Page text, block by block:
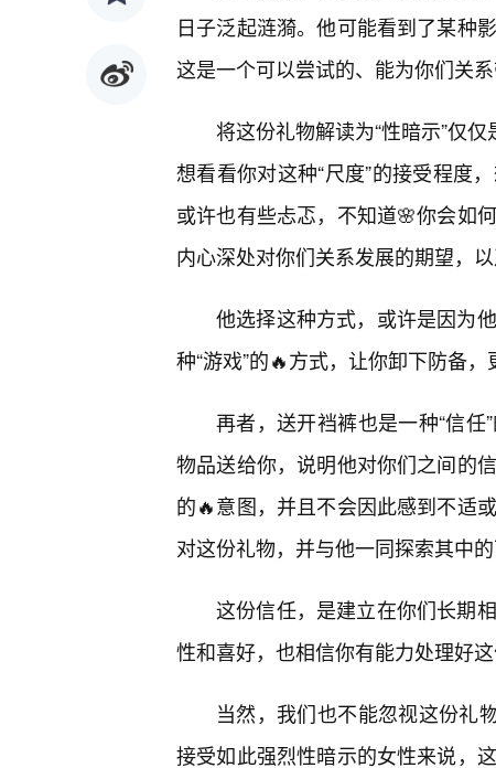
日子泛起涟漪。他可能看到了某种
这是一个可以尝试的、能为你们关系
将这份礼物解读为“性暗示”仅
想看看你对这种“尺度”的接受程度
或许也有些忐忑，不知道🌸你会如
内心深处对你们关系发展的期望，
他选择这种方式，或许是因为
种“游戏”的🔥方式，让你卸下防备
再者，送开裆裤也是一种“信
物品送给你，说明他对你们之间的
的🔥意图，并且不会因此感到不适
对这份礼物，并与他一同探索其中的
这份信任，是建立在你们长期
性和喜好，也相信你有能力处理好这
当然，我们也不能忽视这份礼
接受如此强烈性暗示的女性来说，